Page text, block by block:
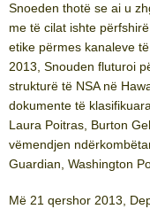
Snoeden thotë se ai u
me të cilat ishte
etike përmes kanaleve
2013, Snouden fluturoi
strukturë të NSA në
dokumente të
Laura Poitras, Burton
vëmendjen
Guardian, Washington
Më 21 qershor 2013,